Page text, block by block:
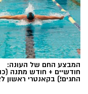
ai
המבצע החם של העונה:
חודשיים + חודש מתנה
החגים!) בקאנטרי ראשון